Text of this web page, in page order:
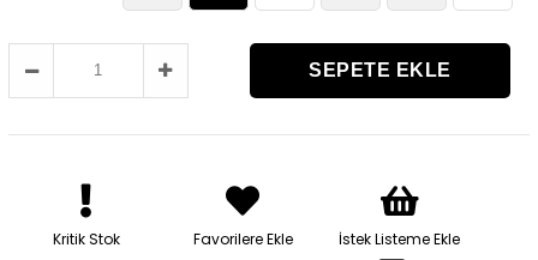
Kritik Stok Favorilere Ekle İstek Listeme Ekle